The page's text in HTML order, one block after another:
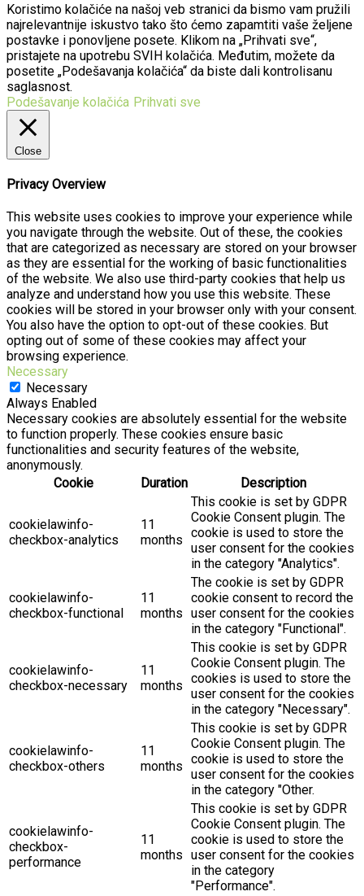
Koristimo kolačiće na našoj veb stranici da bismo vam pružili
najrelevantnije iskustvo tako što ćemo zapamtiti vaše željene
postavke i ponovljene posete. Klikom na „Prihvati sve“,
pristajete na upotrebu SVIH kolačića. Međutim, možete da
posetite „Podešavanja kolačića“ da biste dali kontrolisanu
saglasnost.
Podešavanje kolačića Prihvati sve
Close
Privacy Overview
This website uses cookies to improve your experience while
you navigate through the website. Out of these, the cookies
that are categorized as necessary are stored on your browser
as they are essential for the working of basic functionalities
of the website. We also use third-party cookies that help us
analyze and understand how you use this website. These
cookies will be stored in your browser only with your consent.
You also have the option to opt-out of these cookies. But
opting out of some of these cookies may affect your
browsing experience.
Necessary
Necessary
Always Enabled
Necessary cookies are absolutely essential for the website
to function properly. These cookies ensure basic
functionalities and security features of the website,
anonymously.
Cookie
Duration Description
cookielawinfo-
checkbox-analytics
11
months
This cookie is set by GDPR
Cookie Consent plugin. The
cookie is used to store the
user consent for the cookies
in the category "Analytics".
cookielawinfo-
checkbox-functional
11
months
The cookie is set by GDPR
cookie consent to record the
user consent for the cookies
in the category "Functional".
cookielawinfo-
checkbox-necessary
11
months
This cookie is set by GDPR
Cookie Consent plugin. The
cookies is used to store the
user consent for the cookies
in the category "Necessary".
cookielawinfo-
checkbox-others
11
months
This cookie is set by GDPR
Cookie Consent plugin. The
cookie is used to store the
user consent for the cookies
in the category "Other.
cookielawinfo-
checkbox-
performance
11
months
This cookie is set by GDPR
Cookie Consent plugin. The
cookie is used to store the
user consent for the cookies
in the category
"Performance".